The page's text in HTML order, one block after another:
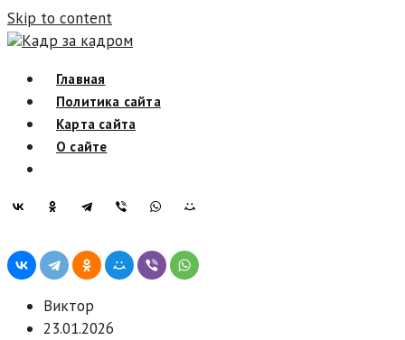
Skip to content
Кадр за кадром
Главная
Политика сайта
Карта сайта
О сайте
Виктор
23.01.2026